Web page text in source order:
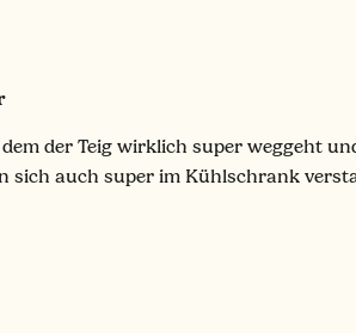
der Teig wirklich super weggeht
sich auch super im Kühlschrank